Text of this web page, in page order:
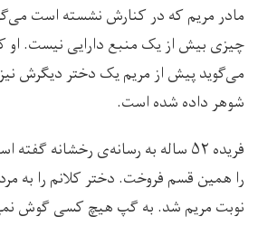
مادر مریم که در کنارش نشسته است
چیزی بیش از یک منبع دارایی نیست. او
می‌گوید پیش از مریم یک دختر دیگرش
شوهر داده شده است.
فریده ۵۲ ساله به رسانه‌ی رخشانه
را همین قسم فروخت. دختر کلانم را به
نوبت مریم شد. به گپ هیچ کسی گوش